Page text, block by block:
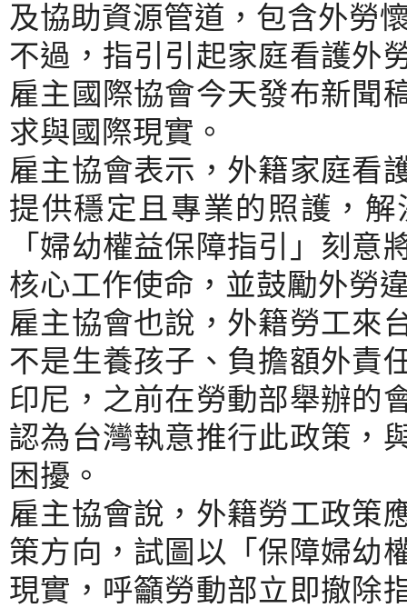
及協助資源管道，包含外勞
不過，指引引起家庭看護外
雇主國際協會今天發布新聞
求與國際現實。
雇主協會表示，外籍家庭看
提供穩定且專業的照護，
「婦幼權益保障指引」刻
核心工作使命，並鼓勵外勞
雇主協會也說，外籍勞工來
不是生養孩子、負擔額外責
印尼，之前在勞動部舉辦的
認為台灣執意推行此政策，
困擾。
雇主協會說，外籍勞工政策
策方向，試圖以「保障婦幼
現實，呼籲勞動部立即撤除